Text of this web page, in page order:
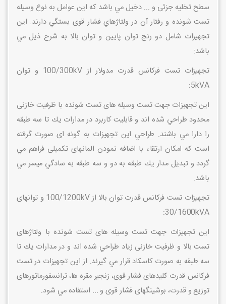
سطح تخليه جزئی و ... دخيل مي باشد كه اين عوامل به نوع وسيله
تست شونده و رفتار آن در ولتاژهاي فشار قوی بستگي دارند. اين
تجهيزات شامل دو رنج توان پايين و توان بالا به شرح ذيل مي
باشد:
تجهيزات تست فركانس قدرت مدولار از 100/300kV و توان
5kVA:
اين تجهيزات جهت تست وسيله های تست شونده با ظرفيت خازنی
محدود طراحي شده اند و قابليت كاربرد در مدارات يك تا سه طبقه
را دارا مي باشند. طراحي اين تجهيزات به گونه ای صورت گرفته
است كه امكان ارتقاء با اضافه نمودن المانهای تكميلی فراهم مي
گردد و تبديل مدار يك طبقه به دو و سه طبقه به سادگي ميسر مي
باشد.
تجهيزات تست فركانس قدرت توان بالا از 100/1200kV و توانهای
30/1600kVA:
اين تجهيزات جهت تست وسيله های تست شونده با ولتاژهای
تست بالا و ظرفيت خازنی زياد طراحي شده اند و در مدارات يك تا
سه طبقه به صورت كاسكاد قرار مي گيرند. از اين تجهيزات در تست
فركانس قدرت كليدهای فشار قوی، زنجير مقره ها، ترانسفورماتورهای
توزيع و قدرت، بوشينگهای فشار قوی و ... استفاده مي شود.